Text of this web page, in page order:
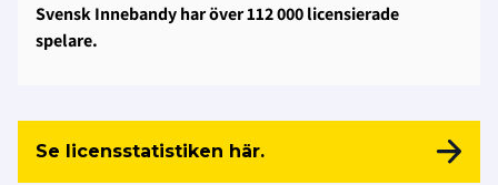
Svensk Innebandy har över 112 000 licensierade
spelare.
Se licensstatistiken här.